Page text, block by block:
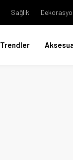
Sağlık
Trendler